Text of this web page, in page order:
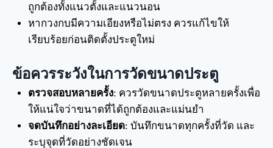
ถูกต้องทั้งแนวตั้งและแนวนอน
หากวงกบมีความเอียงหรือไม่ตรง ควรแก้ไขให้
เรียบร้อยก่อนติดตั้งประตูใหม่
ข้อควรระวังในการวัดขนาดประตู
ตรวจสอบหลายครั้ง: ควรวัดขนาดประตูหลายครั้งเพื่อ
ให้แน่ใจว่าขนาดที่ได้ถูกต้องและแม่นยำ
จดบันทึกอย่างละเอียด: บันทึกขนาดทุกครั้งที่วัด และ
ระบุจุดที่วัดอย่างชัดเจน